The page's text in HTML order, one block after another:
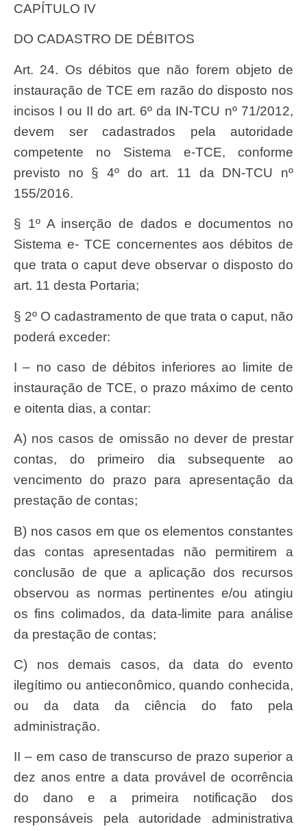
CAPÍTULO IV
DO CADASTRO DE DÉBITOS
Art. 24. Os débitos que não forem objeto de
instauração de TCE em razão do disposto nos
incisos I ou II do art. 6º da IN-TCU nº 71/2012,
devem ser cadastrados pela autoridade
competente no Sistema e-TCE, conforme
previsto no § 4º do art. 11 da DN-TCU nº
155/2016.
§ 1º A inserção de dados e documentos no
Sistema e- TCE concernentes aos débitos de
que trata o caput deve observar o disposto do
art. 11 desta Portaria;
§ 2º O cadastramento de que trata o caput, não
poderá exceder:
I – no caso de débitos inferiores ao limite de
instauração de TCE, o prazo máximo de cento
e oitenta dias, a contar:
a) nos casos de omissão no dever de prestar
contas, do primeiro dia subsequente ao
vencimento do prazo para apresentação da
prestação de contas;
b) nos casos em que os elementos constantes
das contas apresentadas não permitirem a
conclusão de que a aplicação dos recursos
observou as normas pertinentes e/ou atingiu
os fins colimados, da data-limite para análise
da prestação de contas;
c) nos demais casos, da data do evento
ilegítimo ou antieconômico, quando conhecida,
ou da data da ciência do fato pela
administração.
II – em caso de transcurso de prazo superior a
dez anos entre a data provável de ocorrência
do dano e a primeira notificação dos
responsáveis pela autoridade administrativa